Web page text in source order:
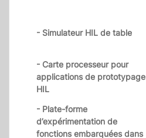
- Simulateur HIL de table
- Carte processeur pour
applications de prototypage
HIL
- Plate-forme
d’expérimentation de
fonctions embarquées dans